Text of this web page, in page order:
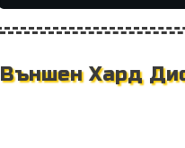
Външен Хард